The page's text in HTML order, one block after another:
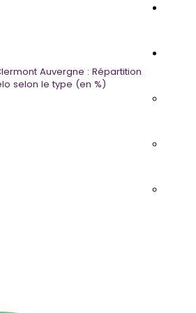
Auvergne : Répartition
selon le type (en %)